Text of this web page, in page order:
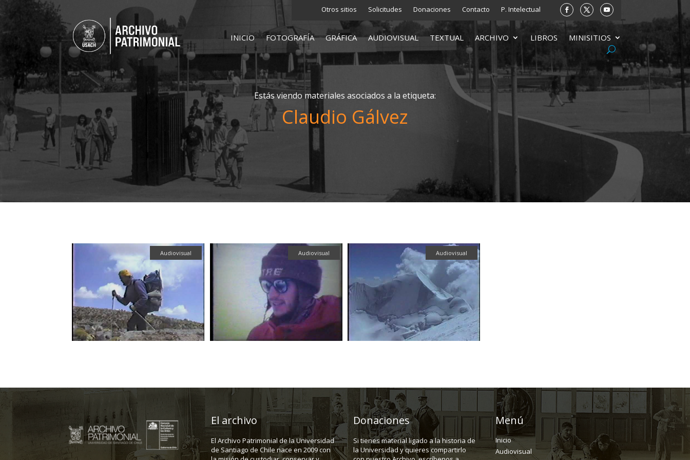
Otros sitios Solicitudes Donaciones Contacto P. Intelectual
INICIO FOTOGRAFÍA GRÁFICA AUDIOVISUAL TEXTUAL ARCHIVO LIBROS MINISITIOS
Estás viendo materiales asociados a la etiqueta:
Claudio Gálvez
Audiovisual Audiovisual Audiovisual
El archivo
El Archivo Patrimonial de la Universidad
de Santiago de Chile nace en 2009 con
Donaciones
Si tienes material ligado a la historia de
la Universidad y quieres compartirlo
Menú
Inicio
Audiovisual